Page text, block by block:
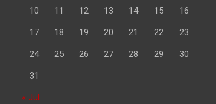
10 11 12 13 14 15 16
17 18 19 20 21 22 23
24 25 26 27 28 29 30
31
« Jul